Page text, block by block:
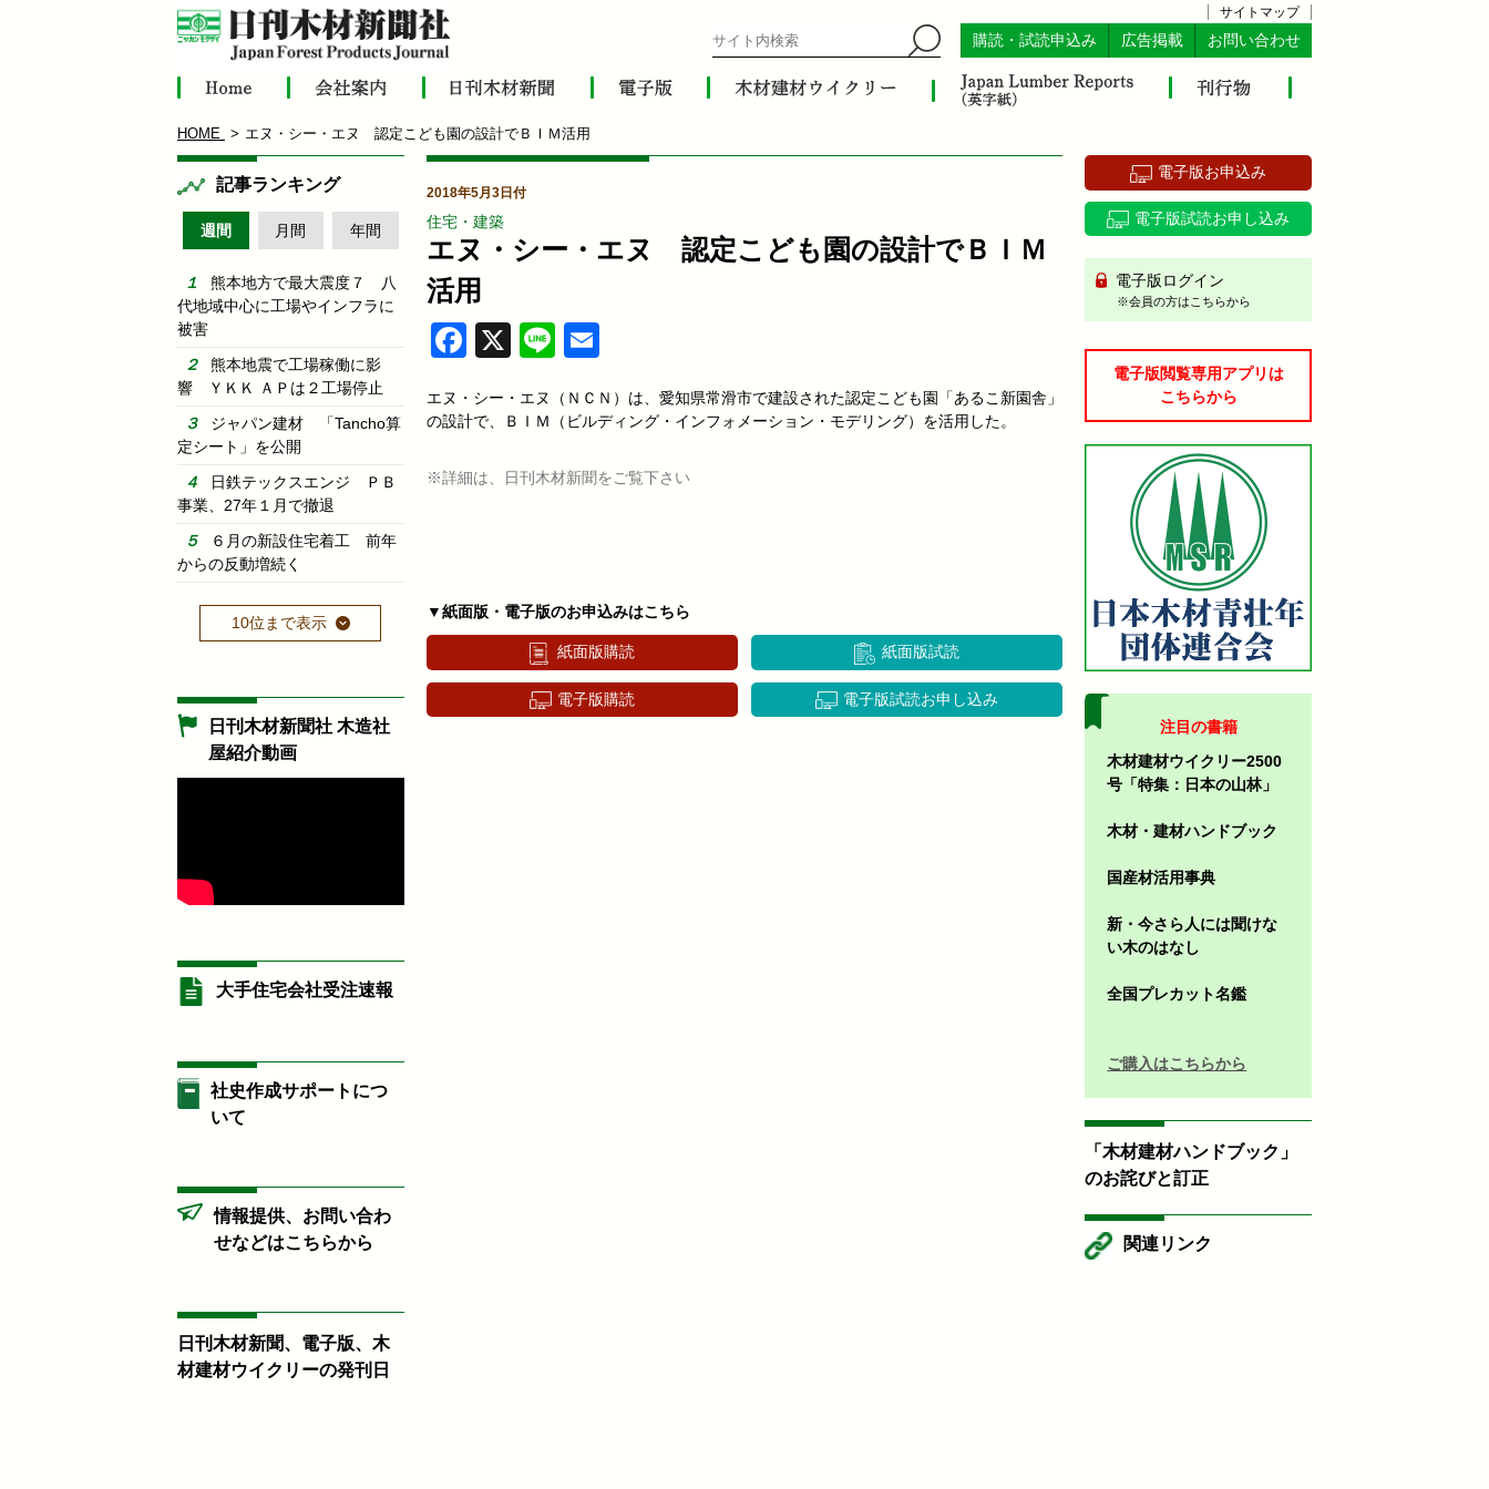
サイトマップ
購読・試読申込み 広告掲載 お問い合わせ
HOME エヌ・シー・エヌ 認定こども園の設計でＢＩＭ活用
2018年5月3日付
住宅・建築
エヌ・シー・エヌ 認定こども園の設計でＢＩＭ
活用
Facebook
X Line
エヌ・シー・エヌ（ＮＣＮ）は、愛知県常滑市で建設された認定こども園「あるこ新園舎」
の設計で、ＢＩＭ（ビルディング・インフォメーション・モデリング）を活用した。
※詳細は、日刊木材新聞をご覧下さい
▼紙面版・電子版のお申込みはこちら
紙面版購読 紙面版試読
電子版購読 電子版試読お申し込み
記事ランキング
週間 月間 年間
熊本地方で最大震度７ 八
代地域中心に工場やインフラに
被害
熊本地震で工場稼働に影
響 ＹＫＫ ＡＰは２工場停止
ジャパン建材 「Tancho算
定シート」を公開
日鉄テックスエンジ ＰＢ
事業、27年１月で撤退
６月の新設住宅着工 前年
からの反動増続く
10位まで表示
日刊木材新聞社 木造社
屋紹介動画
大手住宅会社受注速報
社史作成サポートにつ
いて
情報提供、お問い合わ
せなどはこちらから
日刊木材新聞、電子版、木
材建材ウイクリーの発刊日
電子版お申込み
電子版試読お申し込み
電子版ログイン
※会員の方はこちらから
電子版閲覧専用アプリは
こちらから
注目の書籍
木材建材ウイクリー2500
号「特集：日本の山林」
木材・建材ハンドブック
国産材活用事典
新・今さら人には聞けな
い木のはなし
全国プレカット名鑑
ご購入はこちらから
「木材建材ハンドブック」
のお詫びと訂正
関連リンク